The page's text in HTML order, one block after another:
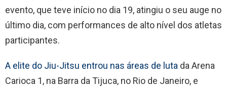
evento, que teve início no dia 19, atingiu o seu auge no
último dia, com performances de alto nível dos atletas
participantes.
A elite do Jiu-Jitsu entrou nas áreas de luta da Arena
Carioca 1, na Barra da Tijuca, no Rio de Janeiro, e